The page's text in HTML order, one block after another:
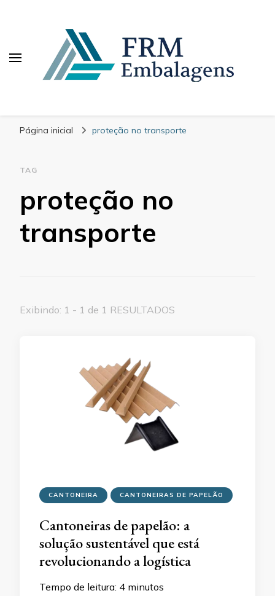
Página inicial proteção no transporte
TAG
proteção no
transporte
Exibindo: 1 - 1 de 1 RESULTADOS
CANTONEIRA CANTONEIRAS DE PAPELÃO
Cantoneiras de papelão: a
solução sustentável que está
revolucionando a logística
Tempo de leitura: 4 minutos